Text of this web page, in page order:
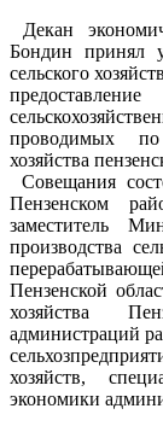
Декан
Бондин принял
сельского
проводимых по
хозяйства
Совещания
Пензенском
заместитель
производства
Пензенской
хозяйства
администраций
хозяйств,
экономики